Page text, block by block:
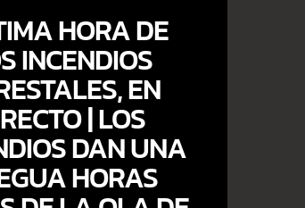
HORA DE
INCENDIOS
EN
| LOS
DAN UNA
HORAS